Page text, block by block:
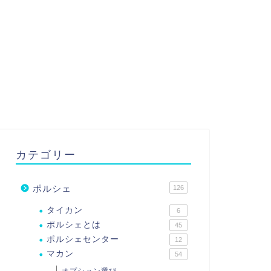
カテゴリー
ポルシェ 126
タイカン 6
ポルシェとは 45
ポルシェセンター 12
マカン 54